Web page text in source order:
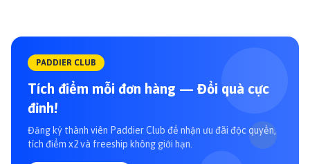
PADDIER CLUB
Tích điểm mỗi đơn hàng — Đổi quà cực
đỉnh!
Đăng ký thành viên Paddier Club để nhận ưu đãi độc quyền,
tích điểm x2 và freeship không giới hạn.